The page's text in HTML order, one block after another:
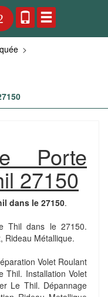
>
Porte
27150
dans le 27150.
Thil dans le 27150.
Rideau Métallique.
Volet Roulant
Thil. Installation Volet
Le Thil. Dépannage